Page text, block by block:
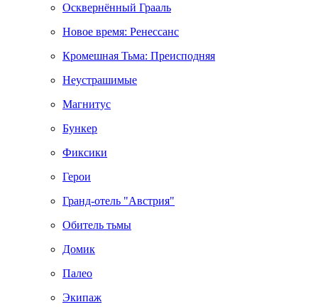
Осквернённый Грааль
Новое время: Ренессанс
Кромешная Тьма: Преисподняя
Неустрашимые
Магнитус
Бункер
Фиксики
Герои
Гранд-отель "Австрия"
Обитель тьмы
Домик
Палео
Экипаж